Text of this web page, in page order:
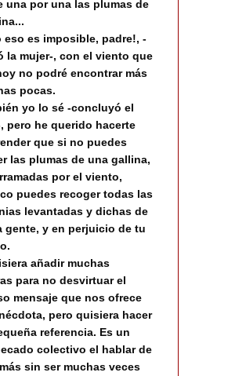
una por una las plumas de
eso es imposible, padre!, -
la mujer-, con el viento que
no podré encontrar más
pocas.
yo lo sé -concluyó el
pero he querido hacerte
que si no puedes
las plumas de una gallina,
por el viento,
puedes recoger todas las
levantadas y dichas de
gente, y en perjuicio de tu
añadir muchas
para no desvirtuar el
mensaje que nos ofrece
pero quisiera hacer
referencia. Es un
colectivo el hablar de
sin ser muchas veces